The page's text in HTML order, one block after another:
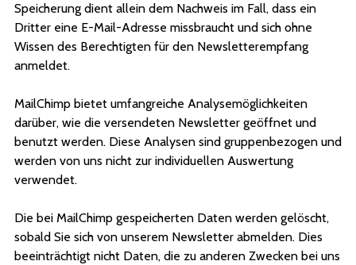
Speicherung dient allein dem Nachweis im Fall, dass ein
Dritter eine E-Mail-Adresse missbraucht und sich ohne
Wissen des Berechtigten für den Newsletterempfang
anmeldet.
MailChimp bietet umfangreiche Analysemöglichkeiten
darüber, wie die versendeten Newsletter geöffnet und
benutzt werden. Diese Analysen sind gruppenbezogen und
werden von uns nicht zur individuellen Auswertung
verwendet.
Die bei MailChimp gespeicherten Daten werden gelöscht,
sobald Sie sich von unserem Newsletter abmelden. Dies
beeinträchtigt nicht Daten, die zu anderen Zwecken bei uns